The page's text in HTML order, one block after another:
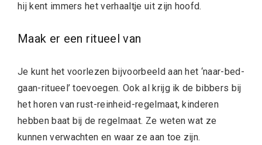
hij kent immers het verhaaltje uit zijn hoofd.
Maak er een ritueel van
Je kunt het voorlezen bijvoorbeeld aan het ‘naar-bed-
gaan-ritueel’ toevoegen. Ook al krijg ik de bibbers bij
het horen van rust-reinheid-regelmaat, kinderen
hebben baat bij de regelmaat. Ze weten wat ze
kunnen verwachten en waar ze aan toe zijn.